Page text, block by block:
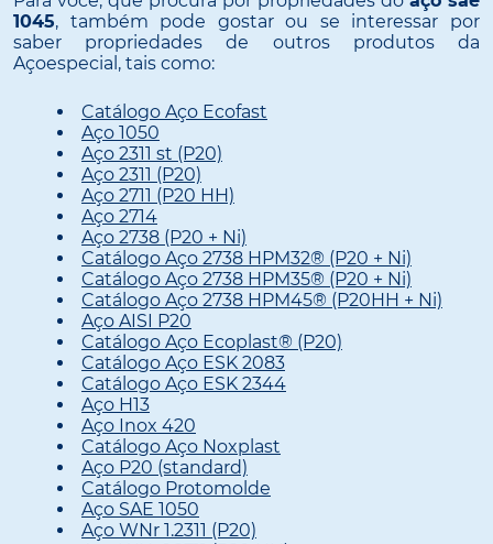
1045, também pode gostar ou se interessar por
saber propriedades de outros produtos da
Açoespecial, tais como:
Catálogo Aço Ecofast
Aço 1050
Aço 2311 st (P20)
Aço 2311 (P20)
Aço 2711 (P20 HH)
Aço 2714
Aço 2738 (P20 + Ni)
Catálogo Aço 2738 HPM32® (P20 + Ni)
Catálogo Aço 2738 HPM35® (P20 + Ni)
Catálogo Aço 2738 HPM45® (P20HH + Ni)
Aço AISI P20
Catálogo Aço Ecoplast® (P20)
Catálogo Aço ESK 2083
Catálogo Aço ESK 2344
Aço H13
Aço Inox 420
Catálogo Aço Noxplast
Aço P20 (standard)
Catálogo Protomolde
Aço SAE 1050
Aço WNr 1.2311 (P20)